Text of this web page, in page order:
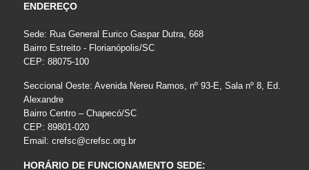
ENDEREÇO
Sede: Rua General Eurico Gaspar Dutra, 668
Bairro Estreito - Florianópolis/SC
CEP: 88075-100
Seccional Oeste: Avenida Nereu Ramos, nº 93-E, Sala nº 8, Ed.
Alexandre
Bairro Centro – Chapecó/SC
CEP: 89801-020
Email: crefsc@crefsc.org.br
HORÁRIO DE FUNCIONAMENTO SEDE: